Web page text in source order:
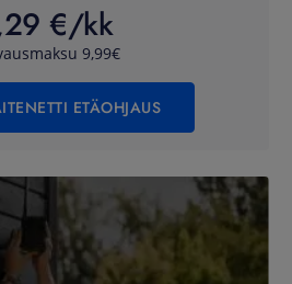
€/kk
9,99€
ETÄOHJAUS